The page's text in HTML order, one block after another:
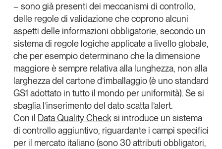
– sono già presenti dei meccanismi di controllo,
delle regole di validazione che coprono alcuni
aspetti delle informazioni obbligatorie, secondo un
sistema di regole logiche applicate a livello globale,
che per esempio determinano che la dimensione
maggiore è sempre relativa alla lunghezza, non alla
larghezza del cartone d’imballaggio (è uno standard
GS1 adottato in tutto il mondo per uniformità). Se si
sbaglia l’inserimento del dato scatta l’alert.
Con il Data Quality Checksi introduce un sistema
di controllo aggiuntivo, riguardante i campi specifici
per il mercato italiano (sono 30 attributi obbligatori,